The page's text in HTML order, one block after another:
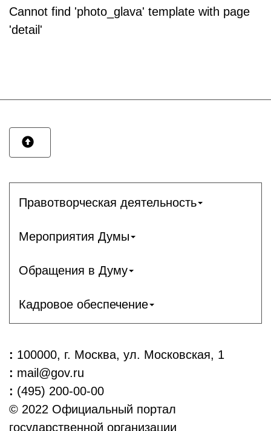
Cannot find 'photo_glava' template with page
'detail'
Правотворческая деятельность
Мероприятия Думы
Обращения в Думу
Кадровое обеспечение
: 100000, г. Москва, ул. Московская, 1
: mail@gov.ru
: (495) 200-00-00
© 2022 Официальный портал
государственной организации